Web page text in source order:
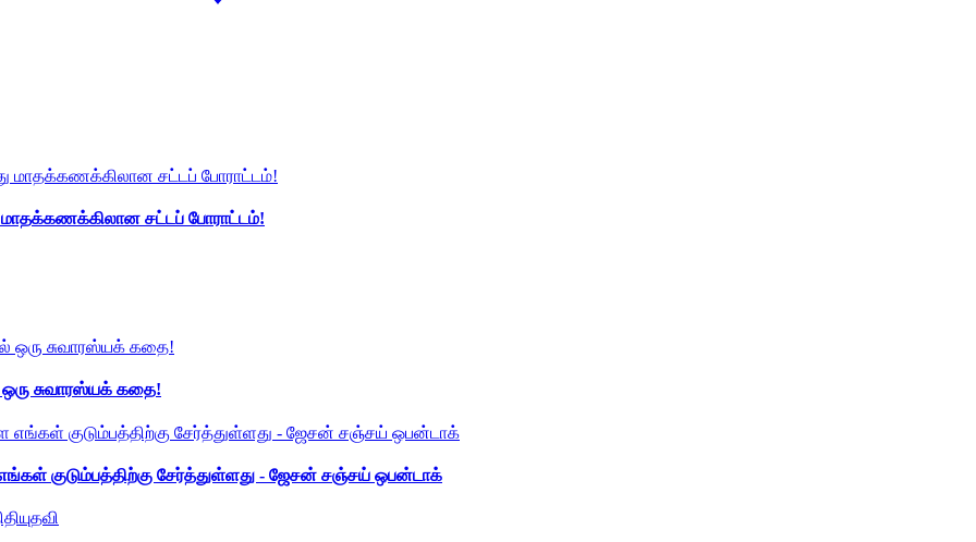
மாதக்கணக்கிலான சட்டப் போராட்டம்!
சுவாரஸ்யக் கதை!
எங்கள் குடும்பத்திற்கு சேர்த்துள்ளது - ஜேசன் சஞ்சய் ஒபன்டாக்